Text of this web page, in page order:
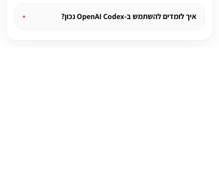
איך לומדים להשתמש ב-OpenAI Codex נכון?